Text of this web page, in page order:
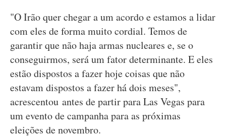
"O Irão quer chegar a um acordo e estamos a lidar
com eles de forma muito cordial. Temos de
garantir que não haja armas nucleares e, se o
conseguirmos, será um fator determinante. E eles
estão dispostos a fazer hoje coisas que não
estavam dispostos a fazer há dois meses",
acrescentou antes de partir para Las Vegas para
um evento de campanha para as próximas
eleições de novembro.